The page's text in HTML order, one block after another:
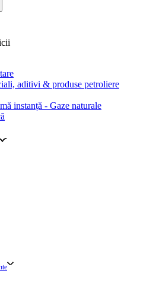
aditivi & produse petroliere
instanță - Gaze naturale